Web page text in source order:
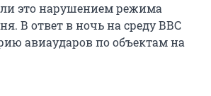
это нарушением режима
В ответ в ночь на среду ВВС
авиаударов по объектам на